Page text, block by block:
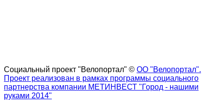
Социальный проект "Велопортал" © ОО "Велопортал".
Проект реализован в рамках программы социального
партнерства компании МЕТИНВЕСТ "Город - нашими
руками 2014"